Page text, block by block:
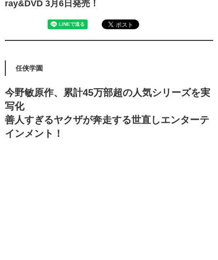
ray&DVD 3月6日発売！
任侠学園
今野敏原作、累計45万部超の人気シリーズを実
写化
善人すぎるヤクザが奔走する世直しエンターテ
インメント！